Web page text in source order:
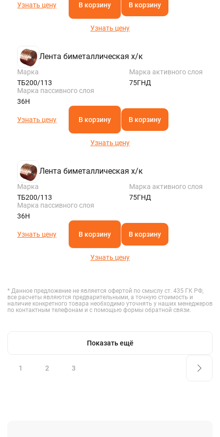
Узнать цену В корзину В корзину
Узнать цену
Лента биметаллическая х/к
Марка
ТБ200/113
Марка активного слоя
75ГНД
Марка пассивного слоя
36Н
Узнать цену В корзину В корзину
Узнать цену
Лента биметаллическая х/к
Марка
ТБ200/113
Марка активного слоя
75ГНД
Марка пассивного слоя
36Н
Узнать цену В корзину В корзину
Узнать цену
* Данное предложение не является офертой по смыслу ст. 435 ГК РФ,
все расчеты являются предварительными, а точную стоимость и
наличие конкретного товара необходимо уточнять у наших менеджеров
по контактным телефонам и с помощью формы обратной связи.
Показать ещё
1 2 3